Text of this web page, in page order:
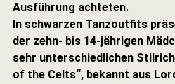
Ausführung achteten.
In schwarzen Tanzoutfits
der zehn- bis 14-jährigen
sehr unterschiedlichen
of the Celts“, bekannt aus